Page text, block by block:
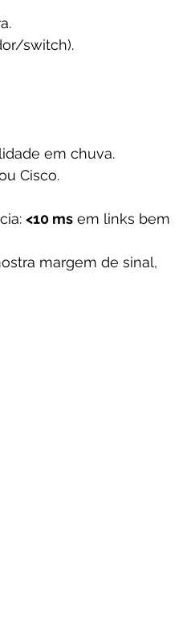
switch).
em chuva.
Cisco.
<10 ms em links bem
margem de sinal,